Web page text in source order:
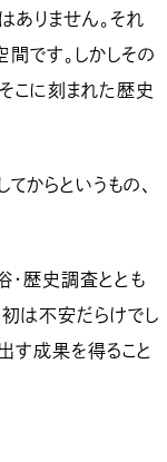
ありません。それ
です。しかしその
こに刻まれた歴史
からというもの、
・歴史調査ととも
は不安だらけでし
す成果を得ること